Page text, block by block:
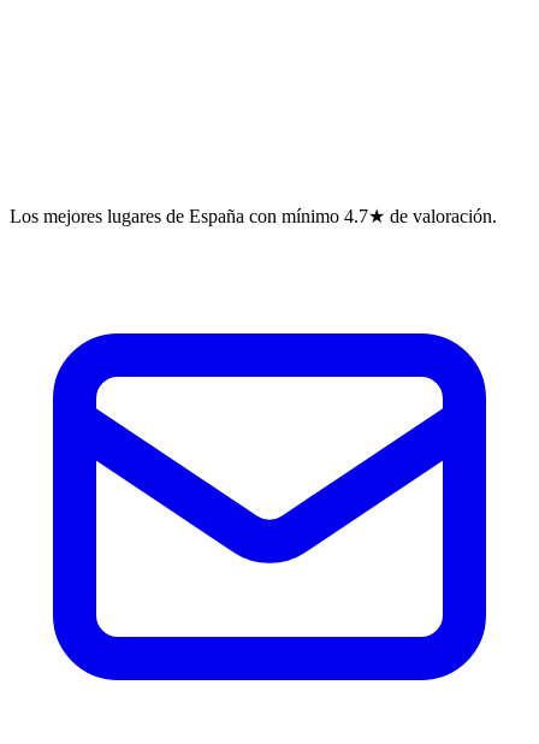
Los mejores lugares de España con mínimo 4.7★ de valoración.